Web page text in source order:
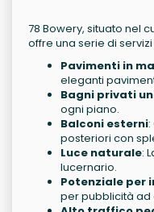
78 Bowery, situato nel
offre una serie di servizi
Pavimenti in
eleganti
Bagni privati
ogni piano.
Balconi esterni
posteriori con
Luce naturale:
lucernario.
Potenziale per
per pubblicità ad